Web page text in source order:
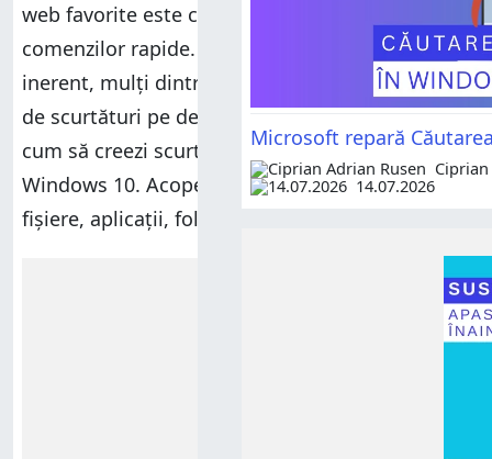
web favorite este cu ajutorul scurtăturilor sau
comenzilor rapide. De aceea, în ciuda haosului
inerent, mulți dintre noi aleg să aibă o mulțime
de scurtături pe desktop. Acest tutorial îți arată
cum să creezi scurtături în Windows 11 și
Windows 10. Acoperim comenzi rapide pentru
fișiere, aplicații, foldere și site-uri web:
Microsoft repară
14.07.2026